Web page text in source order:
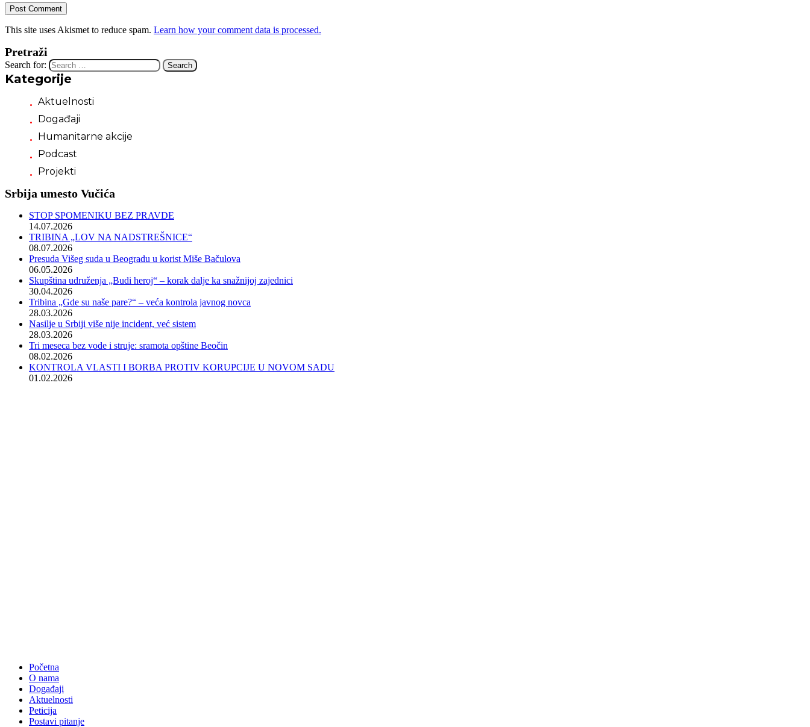
This site uses Akismet to reduce spam. Learn how your comment data is processed.
Pretraži
Search for:
Kategorije
Aktuelnosti
Događaji
Humanitarne akcije
Podcast
Projekti
Srbija umesto Vučića
STOP SPOMENIKU BEZ PRAVDE
14.07.2026
TRIBINA „LOV NA NADSTREŠNICE“
08.07.2026
Presuda Višeg suda u Beogradu u korist Miše Bačulova
06.05.2026
Skupština udruženja „Budi heroj“ – korak dalje ka snažnijoj zajednici
30.04.2026
Tribina „Gde su naše pare?“ – veća kontrola javnog novca
28.03.2026
Nasilje u Srbiji više nije incident, već sistem
28.03.2026
Tri meseca bez vode i struje: sramota opštine Beočin
08.02.2026
KONTROLA VLASTI I BORBA PROTIV KORUPCIJE U NOVOM SADU
01.02.2026
Početna
O nama
Događaji
Aktuelnosti
Peticija
Postavi pitanje